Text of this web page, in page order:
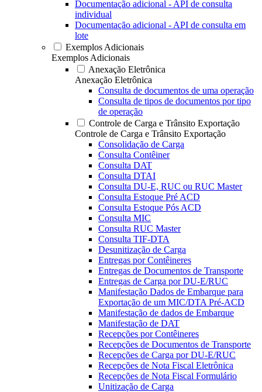
Documentação adicional - API de consulta
individual
Documentação adicional - API de consulta em
lote
Exemplos Adicionais
Exemplos Adicionais
Anexação Eletrônica
Anexação Eletrônica
Consulta de documentos de uma operação
Consulta de tipos de documentos por tipo
de operação
Controle de Carga e Trânsito Exportação
Controle de Carga e Trânsito Exportação
Consolidação de Carga
Consulta Contêiner
Consulta DAT
Consulta DTAI
Consulta DU-E, RUC ou RUC Master
Consulta Estoque Pré ACD
Consulta Estoque Pós ACD
Consulta MIC
Consulta RUC Master
Consulta TIF-DTA
Desunitização de Carga
Entregas por Contêineres
Entregas de Documentos de Transporte
Entregas de Carga por DU-E/RUC
Manifestação Dados de Embarque para
Exportação de um MIC/DTA Pré-ACD
Manifestação de dados de Embarque
Manifestação de DAT
Recepções por Contêineres
Recepções de Documentos de Transporte
Recepções de Carga por DU-E/RUC
Recepções de Nota Fiscal Eletrônica
Recepções de Nota Fiscal Formulário
Unitização de Carga